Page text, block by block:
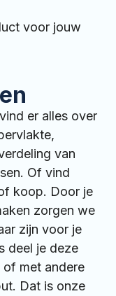
voor jouw
er alles over
van
Of vind
koop. Door je
zorgen we
zijn voor je
deel je deze
met andere
Dat is onze